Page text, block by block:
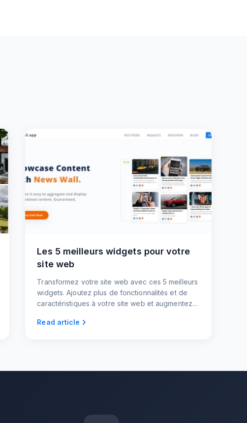
Les 5 meilleurs widgets pour votre
site web
Transformez votre site web avec ces 5 meilleurs
widgets. Ajoutez plus de fonctionnalités et de
caractéristiques à votre site web et augmentez
Read article